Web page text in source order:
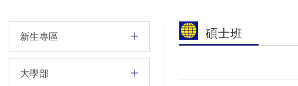
新生專區
大學部
碩士班